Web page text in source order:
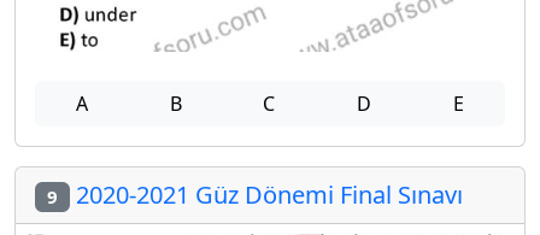
A B C D E
9 2020-2021 Güz Dönemi Final Sınavı